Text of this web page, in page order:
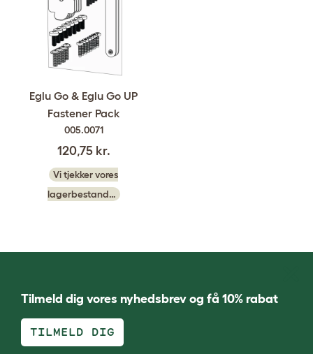
Eglu Go & Eglu Go UP
Fastener Pack
005.0071
120,75 kr.
Vi tjekker vores
lagerbestand…
Tilmeld dig vores nyhedsbrev og få 10% rabat
TILMELD DIG